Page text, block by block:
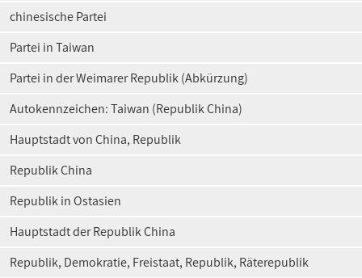
chinesische Partei
Partei in Taiwan
Partei in der Weimarer Republik (Abkürzung)
Autokennzeichen: Taiwan (Republik China)
Hauptstadt von China, Republik
Republik China
Republik in Ostasien
Hauptstadt der Republik China
Republik, Demokratie, Freistaat, Republik, Räterepublik